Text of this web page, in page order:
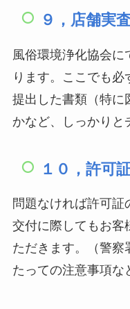
９，店舗実
風俗環境浄化協会に
ります。ここでも必
提出した書類（特に
かなど、しっかりと
１０，許可
問題なければ許可
交付に際してもお客
ただきます。（警察
たっての注意事項な